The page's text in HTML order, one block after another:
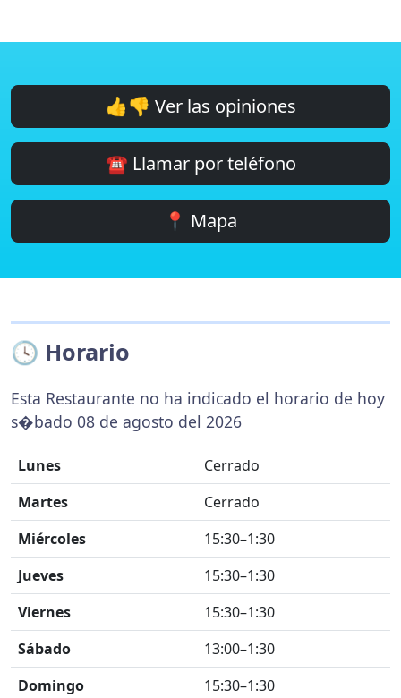
👍👎 Ver las opiniones
☎️ Llamar por teléfono
📍 Mapa
🕓 Horario
Esta Restaurante no ha indicado el horario de hoy
s�bado 08 de agosto del 2026
Lunes
Cerrado
Martes
Cerrado
Miércoles
15:30–1:30
Jueves
15:30–1:30
Viernes
15:30–1:30
Sábado
13:00–1:30
Domingo
15:30–1:30